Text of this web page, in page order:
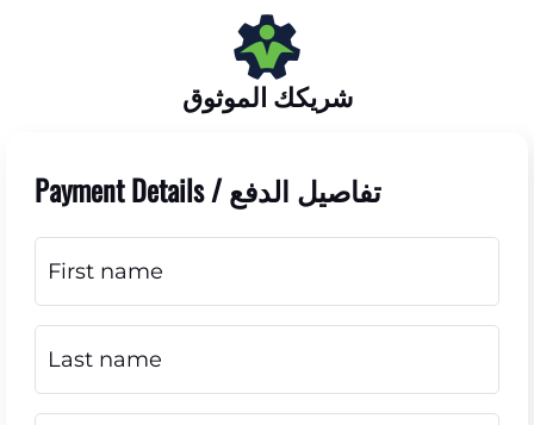
شريكك الموثوق
Payment Details / تفاصيل الدفع